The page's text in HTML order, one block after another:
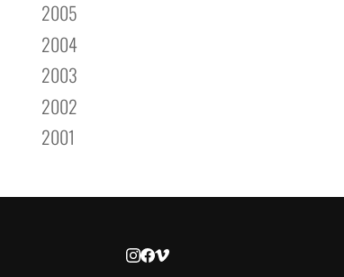
2005
2004
2003
2002
2001